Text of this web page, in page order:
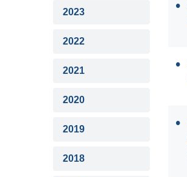
2023
2022
2021
2020
2019
2018